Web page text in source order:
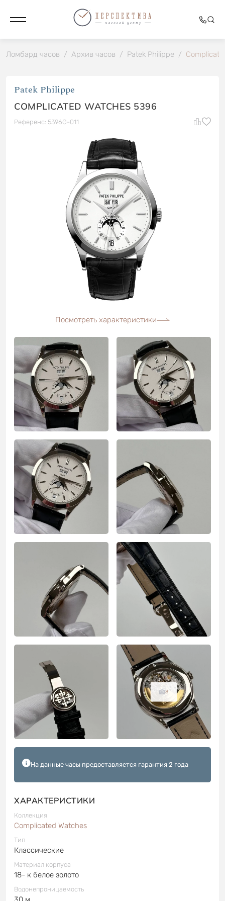
Ломбард часов / Архив часов / Patek Philippe /
Patek Philippe
COMPLICATED WATCHES 5396
Референс: 5396G-011
Посмотреть характеристики
8
На данные часы предоставляется гарантия 2 года
ХАРАКТЕРИСТИКИ
Коллекция
Complicated Watches
Тип
Классические
Материал корпуса
18- к белое золото
Водонепроницаемость